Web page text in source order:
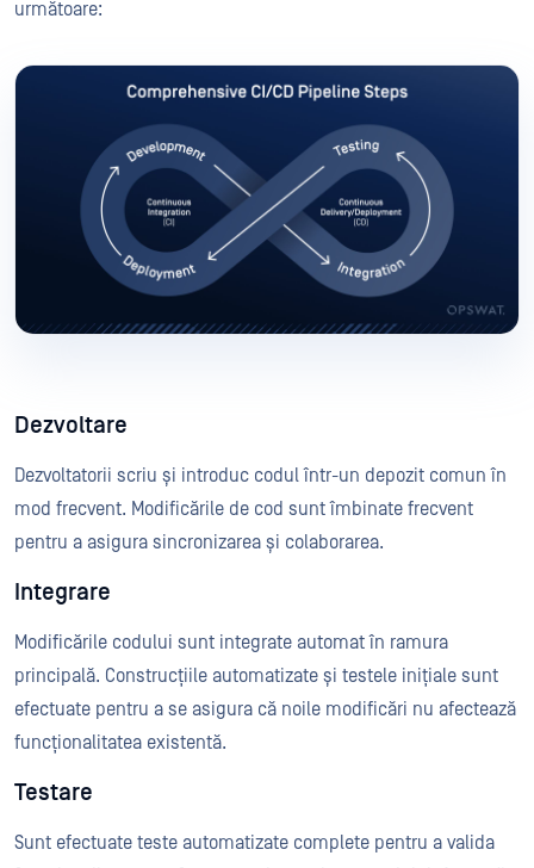
următoare:
Dezvoltare
Dezvoltatorii scriu și introduc codul într-un depozit comun în
mod frecvent. Modificările de cod sunt îmbinate frecvent
pentru a asigura sincronizarea și colaborarea.
Integrare
Modificările codului sunt integrate automat în ramura
principală. Construcțiile automatizate și testele inițiale sunt
efectuate pentru a se asigura că noile modificări nu afectează
funcționalitatea existentă.
Testare
Sunt efectuate teste automatizate complete pentru a valida